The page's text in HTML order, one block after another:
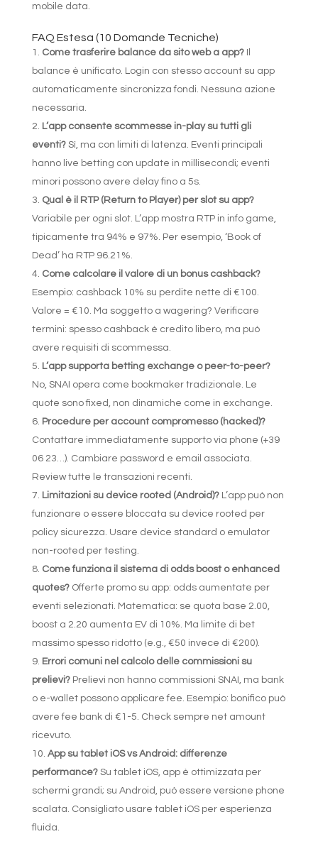
mobile data.
FAQ Estesa (10 Domande Tecniche)
Come trasferire balance da sito web a app?Il
balance è unificato. Login con stesso account su app
automaticamente sincronizza fondi. Nessuna azione
necessaria.
L’app consente scommesse in-play su tutti gli
eventi?Sì, ma con limiti di latenza. Eventi principali
hanno live betting con update in millisecondi; eventi
minori possono avere delay fino a 5s.
Qual è il RTP (Return to Player) per slot su app?
Variabile per ogni slot. L’app mostra RTP in info game,
tipicamente tra 94% e 97%. Per esempio, ‘Book of
Dead’ ha RTP 96.21%.
Come calcolare il valore di un bonus cashback?
Esempio: cashback 10% su perdite nette di €100.
Valore = €10. Ma soggetto a wagering? Verificare
termini: spesso cashback è credito libero, ma può
avere requisiti di scommessa.
L’app supporta betting exchange o peer-to-peer?
No, SNAI opera come bookmaker tradizionale. Le
quote sono fixed, non dinamiche come in exchange.
Procedure per account compromesso (hacked)?
Contattare immediatamente supporto via phone (+39
06 23…). Cambiare password e email associata.
Review tutte le transazioni recenti.
Limitazioni su device rooted (Android)?L’app può non
funzionare o essere bloccata su device rooted per
policy sicurezza. Usare device standard o emulator
non-rooted per testing.
Come funziona il sistema di odds boost o enhanced
quotes?Offerte promo su app: odds aumentate per
eventi selezionati. Matematica: se quota base 2.00,
boost a 2.20 aumenta EV di 10%. Ma limite di bet
massimo spesso ridotto (e.g., €50 invece di €200).
Errori comuni nel calcolo delle commissioni su
prelievi?Prelievi non hanno commissioni SNAI, ma bank
o e-wallet possono applicare fee. Esempio: bonifico può
avere fee bank di €1-5. Check sempre net amount
ricevuto.
App su tablet iOS vs Android: differenze
performance?Su tablet iOS, app è ottimizzata per
schermi grandi; su Android, può essere versione phone
scalata. Consigliato usare tablet iOS per esperienza
fluida.